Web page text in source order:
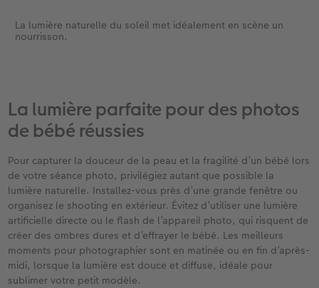
La lumière naturelle du soleil met idéalement en scène un
nourrisson.
La lumière parfaite pour des photos
de bébé réussies ​
Pour capturer la douceur de la peau et la fragilité d’un bébé lors
de votre séance photo, privilégiez autant que possible la
lumière naturelle. Installez-vous près d’une grande fenêtre ou
organisez le shooting en extérieur. Évitez d’utiliser une lumière
artificielle directe ou le flash de l’appareil photo, qui risquent de
créer des ombres dures et d’effrayer le bébé. Les meilleurs
moments pour photographier sont en matinée ou en fin d’après-
midi, lorsque la lumière est douce et diffuse, idéale pour
sublimer votre petit modèle.